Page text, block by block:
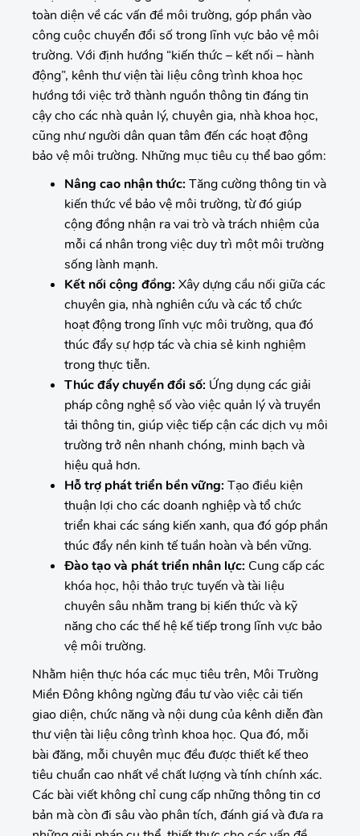
toàn diện về các vấn đề môi trường, góp phần vào
công cuộc chuyển đổi số trong lĩnh vực bảo vệ môi
trường. Với định hướng “kiến thức – kết nối – hành
động”, kênh thư viện tài liệu công trình khoa học
hướng tới việc trở thành nguồn thông tin đáng tin
cậy cho các nhà quản lý, chuyên gia, nhà khoa học,
cũng như người dân quan tâm đến các hoạt động
bảo vệ môi trường. Những mục tiêu cụ thể bao gồm:
Nâng cao nhận thức: Tăng cường thông tin và
kiến thức về bảo vệ môi trường, từ đó giúp
cộng đồng nhận ra vai trò và trách nhiệm của
mỗi cá nhân trong việc duy trì một môi trường
sống lành mạnh.
Kết nối cộng đồng: Xây dựng cầu nối giữa các
chuyên gia, nhà nghiên cứu và các tổ chức
hoạt động trong lĩnh vực môi trường, qua đó
thúc đẩy sự hợp tác và chia sẻ kinh nghiệm
trong thực tiễn.
Thúc đẩy chuyển đổi số: Ứng dụng các giải
pháp công nghệ số vào việc quản lý và truyền
tải thông tin, giúp việc tiếp cận các dịch vụ môi
trường trở nên nhanh chóng, minh bạch và
hiệu quả hơn.
Hỗ trợ phát triển bền vững: Tạo điều kiện
thuận lợi cho các doanh nghiệp và tổ chức
triển khai các sáng kiến xanh, qua đó góp phần
thúc đẩy nền kinh tế tuần hoàn và bền vững.
Đào tạo và phát triển nhân lực: Cung cấp các
khóa học, hội thảo trực tuyến và tài liệu
chuyên sâu nhằm trang bị kiến thức và kỹ
năng cho các thế hệ kế tiếp trong lĩnh vực bảo
vệ môi trường.
Nhằm hiện thực hóa các mục tiêu trên, Môi Trường
Miền Đông không ngừng đầu tư vào việc cải tiến
giao diện, chức năng và nội dung của kênh diễn đàn
thư viện tài liệu công trình khoa học. Qua đó, mỗi
bài đăng, mỗi chuyên mục đều được thiết kế theo
tiêu chuẩn cao nhất về chất lượng và tính chính xác.
Các bài viết không chỉ cung cấp những thông tin cơ
bản mà còn đi sâu vào phân tích, đánh giá và đưa ra